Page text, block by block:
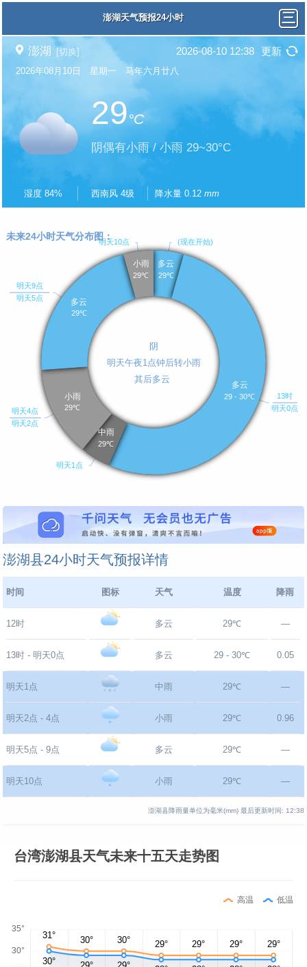
澎湖天气预报24小时
澎湖 [切换] 2026-08-10 12:38 更新
2026年08月10日 星期一 马年六月廿八
29°C
阴偶有小雨 / 小雨 29~30°C
湿度 84% 西南风 4级 降水量 0.12 mm
澎湖县24小时天气预报详情
时间 图标 天气 温度 降雨
12时 多云 29℃ —
13时 - 明天0点 多云 29 - 30℃ 0.05
明天1点 中雨 29℃ —
明天2点 - 4点 小雨 29℃ 0.96
明天5点 - 9点 多云 29℃ —
明天10点 小雨 29℃ —
澎湖县降雨量单位为毫米(mm) 最后更新时间: 12:38
台湾澎湖县天气未来十五天走势图
高温 低温